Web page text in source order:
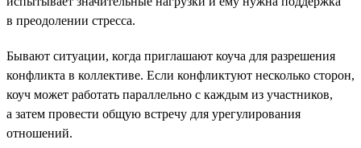
в преодолении стресса.
Бывают ситуации, когда приглашают коуча для разрешения
конфликта в коллективе. Если конфликтуют несколько сторон,
коуч может работать параллельно с каждым из участников,
а затем провести общую встречу для урегулирования
отношений.